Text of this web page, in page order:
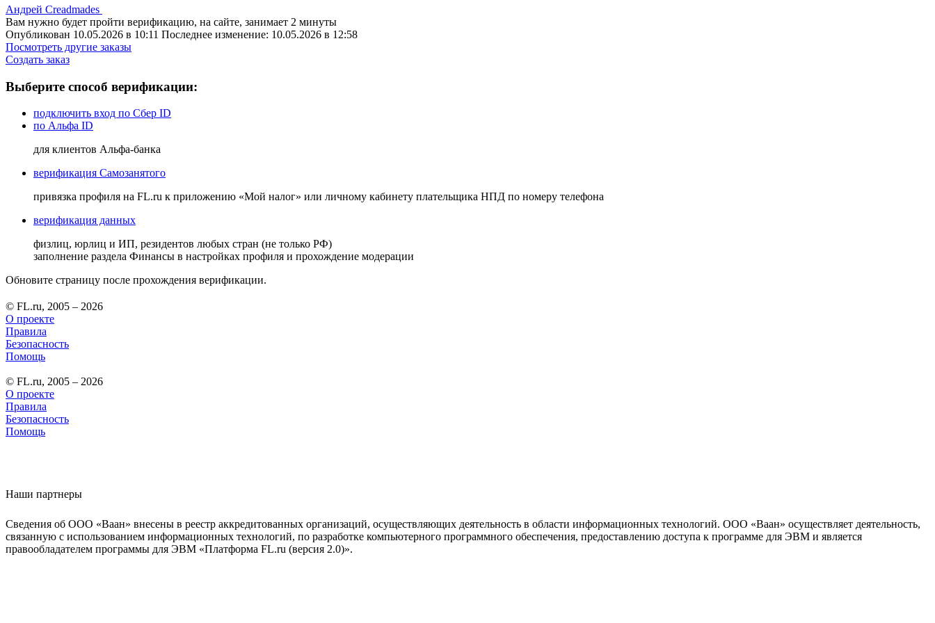
Андрей Сreadmades
Вам нужно будет пройти верификацию, на сайте, занимает 2 минуты
Опубликован 10.05.2026 в 10:11 Последнее изменение: 10.05.2026 в 12:58
Посмотреть другие заказы
Создать заказ
Выберите способ верификации:
подключить вход по Сбер ID
по Альфа ID
для клиентов Альфа-банка
верификация Самозанятого
привязка профиля на FL.ru к приложению «Мой налог» или личному кабинету плательщика НПД по номеру телефона
верификация данных
физлиц, юрлиц и ИП, резидентов любых стран (не только РФ)
заполнение раздела Финансы в настройках профиля и прохождение модерации
Обновите страницу после прохождения верификации.
© FL.ru, 2005 – 2026
О проекте
Правила
Безопасность
Помощь
© FL.ru, 2005 – 2026
О проекте
Правила
Безопасность
Помощь
Наши партнеры
Сведения об ООО «Ваан» внесены в реестр аккредитованных организаций, осуществляющих деятельность в области информационных технологий. ООО «Ваан» осуществляет деятельность,
связанную с использованием информационных технологий, по разработке компьютерного программного обеспечения, предоставлению доступа к программе для ЭВМ и является
правообладателем программы для ЭВМ «Платформа FL.ru (версия 2.0)».